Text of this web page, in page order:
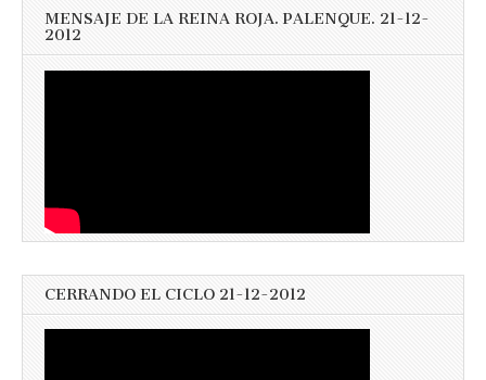
MENSAJE DE LA REINA ROJA. PALENQUE. 21-12-
2012
CERRANDO EL CICLO 21-12-2012